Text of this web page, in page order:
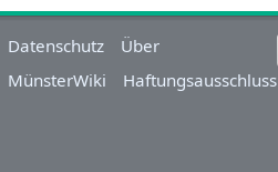
Datenschutz
Über
MünsterWiki
Haftungsausschluss